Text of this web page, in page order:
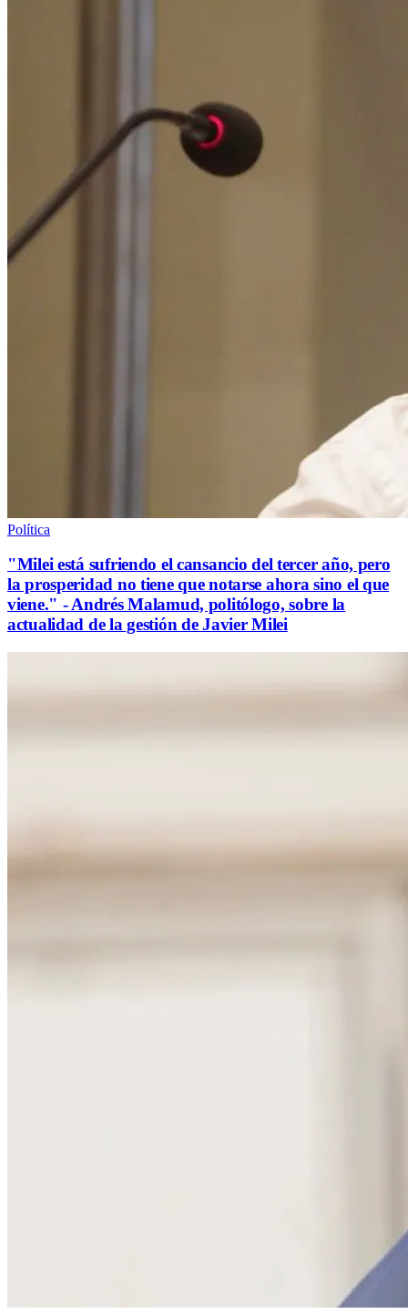
Política
"Milei está sufriendo el cansancio del tercer año, pero
la prosperidad no tiene que notarse ahora sino el que
viene." - Andrés Malamud, politólogo, sobre la
actualidad de la gestión de Javier Milei